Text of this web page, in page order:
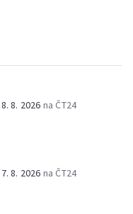
8. 8. 2026 na ČT24
7. 8. 2026 na ČT24